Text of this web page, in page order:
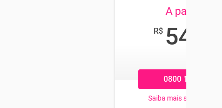
A partir de
R$ 54
0800 184 4545
Saiba mais sobre os